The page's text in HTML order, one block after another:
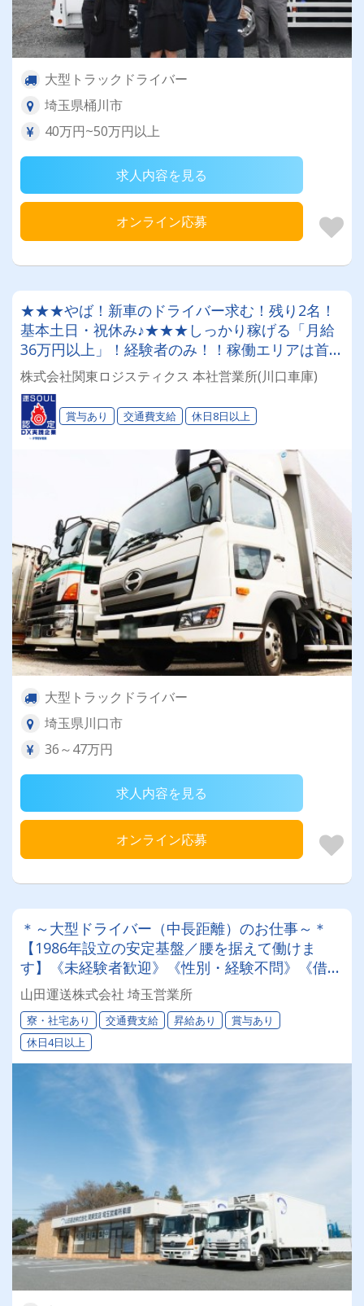
大型トラックドライバー
埼玉県桶川市
40万円~50万円以上
求人内容を見る
オンライン応募
★★★やば！新車のドライバー求む！残り2名！
基本土日・祝休み♪★★★しっかり稼げる「月給
36万円以上」！経験者のみ！！稼働エリアは首都
圏のみ♪Gマーク取得企業！資格取得制度あり！
【印刷物や一般貨物の配送★大型ウイング車ドラ
イバー募集！！】
株式会社関東ロジスティクス 本社営業所(川口車庫)
賞与あり 交通費支給 休日8日以上
大型トラックドライバー
埼玉県川口市
36～47万円
求人内容を見る
オンライン応募
＊～大型ドライバー（中長距離）のお仕事～＊
【1986年設立の安定基盤／腰を据えて働けま
す】《未経験者歓迎》《性別・経験不問》《借り
上げ社宅有》◎月給36～58万円！頑張り次第で
高収入が目指せます！
山田運送株式会社 埼玉営業所
寮・社宅あり 交通費支給 昇給あり
賞与あり
休日4日以上